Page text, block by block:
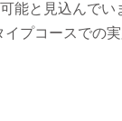
能と見込んでい
プコースでの